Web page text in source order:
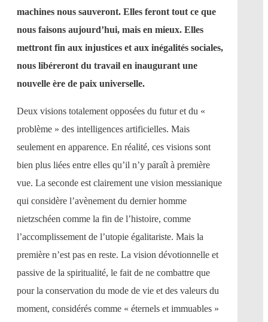
machines nous sauveront. Elles feront tout ce que
nous faisons aujourd’hui, mais en mieux. Elles
mettront fin aux injustices et aux inégalités sociales,
nous libéreront du travail en inaugurant une
nouvelle ère de paix universelle.
Deux visions totalement opposées du futur et du «
problème » des intelligences artificielles. Mais
seulement en apparence. En réalité, ces visions sont
bien plus liées entre elles qu’il n’y paraît à première
vue. La seconde est clairement une vision messianique
qui considère l’avènement du dernier homme
nietzschéen comme la fin de l’histoire, comme
l’accomplissement de l’utopie égalitariste. Mais la
première n’est pas en reste. La vision dévotionnelle et
passive de la spiritualité, le fait de ne combattre que
pour la conservation du mode de vie et des valeurs du
moment, considérés comme « éternels et immuables »